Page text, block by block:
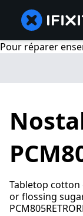
Pour réparer
Tabletop
or flossing